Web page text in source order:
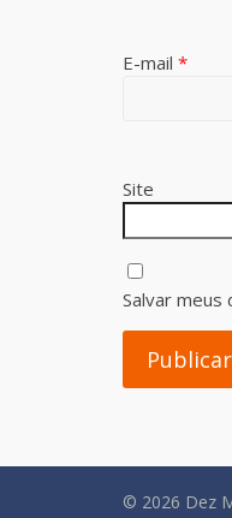
E-mail *
Site
Salvar meus
© 2026 Dez